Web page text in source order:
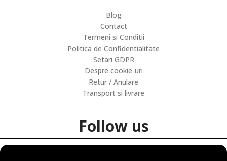
Blog
Contact
Termeni si Conditii
Politica de Confidentialitate
Setari GDPR
Despre cookie-uri
Retur / Anulare
Transport si livrare
Follow us